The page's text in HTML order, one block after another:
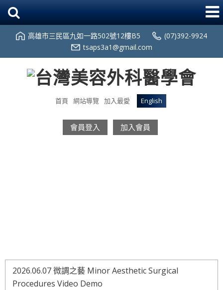
高雄市三民區九如一路502號12樓B5
(07)392-9924
tsaps3a1@gmail.com
首頁 網站導覽 加入最愛 English
會員登入 加入會員
2026.06.07 微調之藝 Minor Aesthetic Surgical
Procedures Video Demo